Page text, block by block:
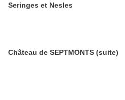
Seringes et Nesles
Château de SEPTMONTS (suite)